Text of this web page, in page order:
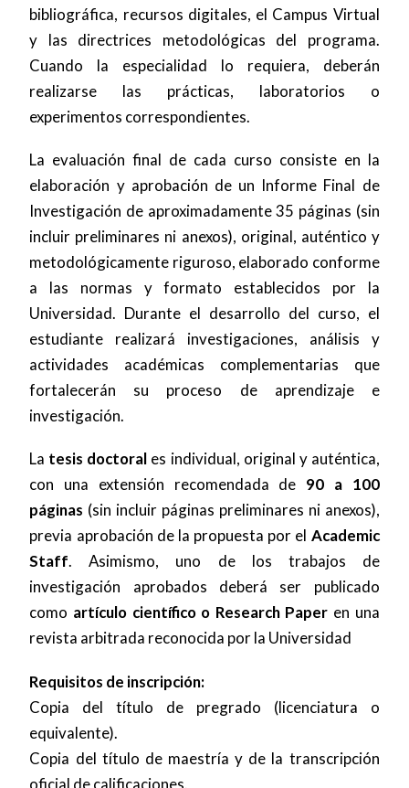
bibliográfica, recursos digitales, el Campus Virtual
y las directrices metodológicas del programa.
Cuando la especialidad lo requiera, deberán
realizarse las prácticas, laboratorios o
experimentos correspondientes.
La evaluación final de cada curso consiste en la
elaboración y aprobación de un Informe Final de
Investigación de aproximadamente 35 páginas (sin
incluir preliminares ni anexos), original, auténtico y
metodológicamente riguroso, elaborado conforme
a las normas y formato establecidos por la
Universidad. Durante el desarrollo del curso, el
estudiante realizará investigaciones, análisis y
actividades académicas complementarias que
fortalecerán su proceso de aprendizaje e
investigación.
La tesis doctoral es individual, original y auténtica,
con una extensión recomendada de 90 a 100
páginas (sin incluir páginas preliminares ni anexos),
previa aprobación de la propuesta por el Academic
Staff. Asimismo, uno de los trabajos de
investigación aprobados deberá ser publicado
como artículo científico o Research Paper en una
revista arbitrada reconocida por la Universidad
Requisitos de inscripción:
Copia del título de pregrado (licenciatura o
equivalente).
Copia del título de maestría y de la transcripción
oficial de calificaciones.